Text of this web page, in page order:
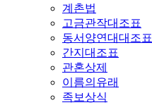
계촌법
고금관작대조표
동서양연대대조표
간지대조표
관혼상제
이름의유래
족보상식